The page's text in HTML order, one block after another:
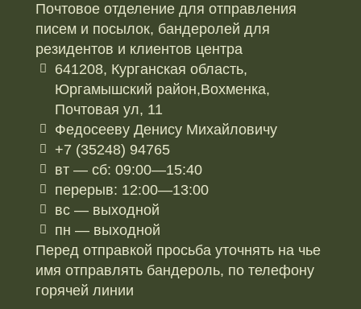
Почтовое отделение для отправления
писем и посылок, бандеролей для
резидентов и клиентов центра
641208, Курганская область,
Юргамышский район,Вохменка,
Почтовая ул, 11
Федосееву Денису Михайловичу
+7 (35248) 94765
вт — сб: 09:00—15:40
перерыв: 12:00—13:00
вс — выходной
пн — выходной
Перед отправкой просьба уточнять на чье
имя отправлять бандероль, по телефону
горячей линии